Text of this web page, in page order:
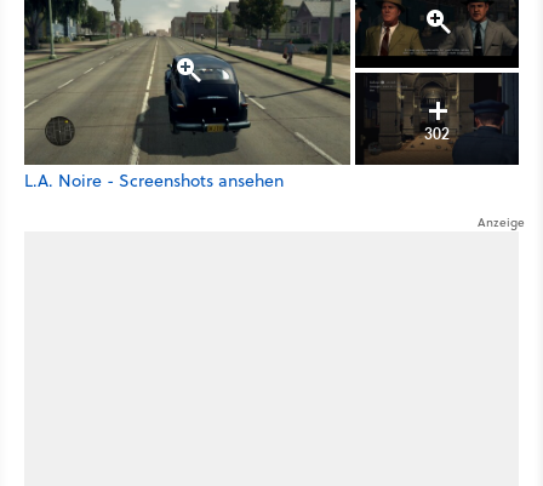
302
L.A. Noire - Screenshots ansehen